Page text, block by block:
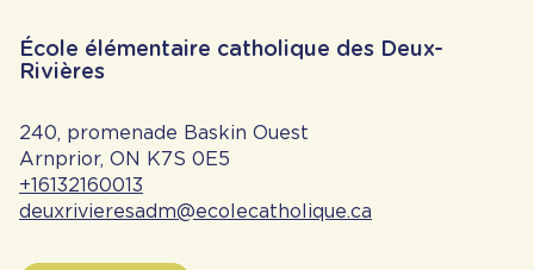
École élémentaire catholique des Deux-
Rivières
240, promenade Baskin Ouest
Arnprior, ON K7S 0E5
+16132160013
deuxrivieresadm@ecolecatholique.ca